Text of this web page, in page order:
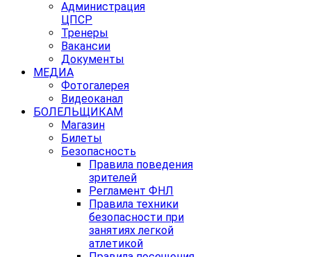
Администрация
ЦПСР
Тренеры
Вакансии
Документы
МЕДИА
Фотогалерея
Видеоканал
БОЛЕЛЬЩИКАМ
Магазин
Билеты
Безопасность
Правила поведения
зрителей
Регламент ФНЛ
Правила техники
безопасности при
занятиях легкой
атлетикой